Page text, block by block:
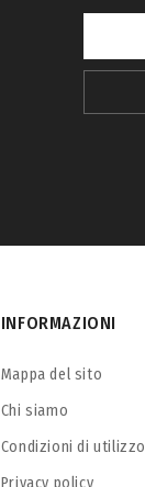
INFORMAZIONI
Mappa del sito
Chi siamo
Condizioni di utilizzo
Privacy policy